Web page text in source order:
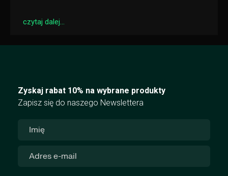
czytaj dalej...
Zyskaj rabat 10% na wybrane produkty
Zapisz się do naszego Newslettera